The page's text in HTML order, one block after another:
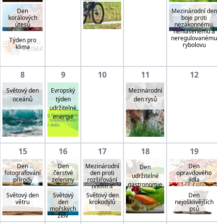
Den
korálových
útesů
Týden pro
klima
Mezinárodní den
boje proti
nezákonnému,
nehlášenému a
neregulovanému
rybolovu
8
Světový den
oceánů
9
Evropský
týden
udržitelné
energie
10 11
Mezinárodní
den rysů
12
15
Den
fotografování
přírody
Světový den
větru
16
Den
čerstvé
zeleniny
Světový
den
mořských
želv
17
Mezinárodní
den proti
rozšiřování
pouští a
sucha
Světový den
krokodýlů
18
Den
udržitelné
gastronomie
19
Den
opravdového
jídla
Den
nejošklivějších
psů